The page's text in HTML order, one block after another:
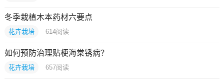
冬季栽植木本药材六要点
花卉栽培 614阅读
如何预防治理贴梗海棠锈病？
花卉栽培 657阅读